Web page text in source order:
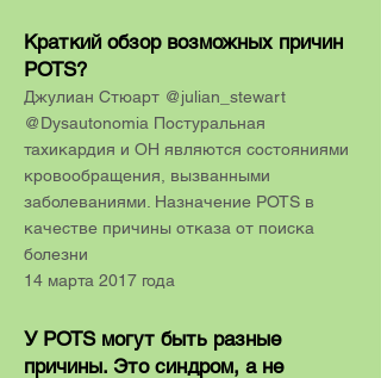
Краткий обзор возможных причин
POTS?
Джулиан Стюарт @julian_stewart
@Dysautonomia Постуральная
тахикардия и ОН являются состояниями
кровообращения, вызванными
заболеваниями. Назначение POTS в
качестве причины отказа от поиска
болезни
14 марта 2017 года
У POTS могут быть разные
причины. Это синдром, а не